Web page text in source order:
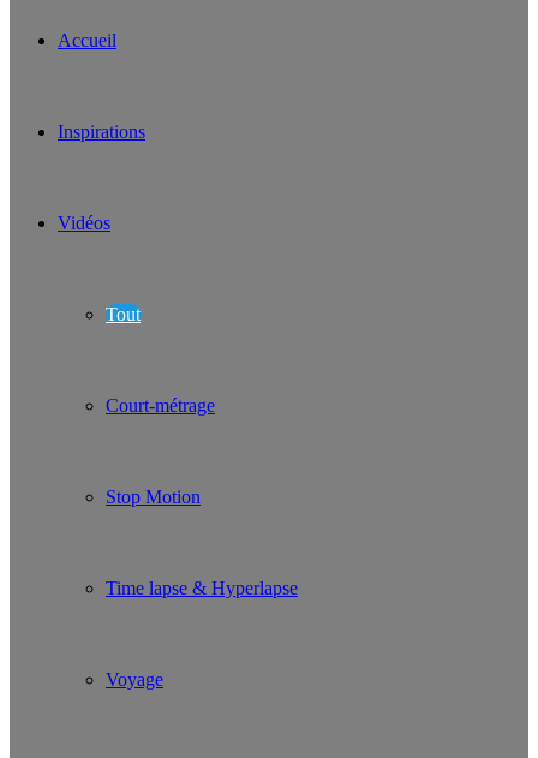
Accueil
Inspirations
Vidéos
Tout
Court-métrage
Stop Motion
Time lapse & Hyperlapse
Voyage